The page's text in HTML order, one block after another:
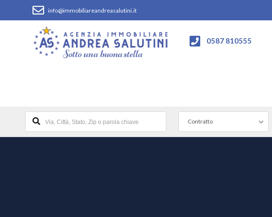
info@immobiliareandreasalutini.it
0587 810555
Contratto